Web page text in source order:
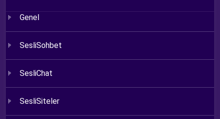
Genel
SesliSohbet
SesliChat
SesliSiteler